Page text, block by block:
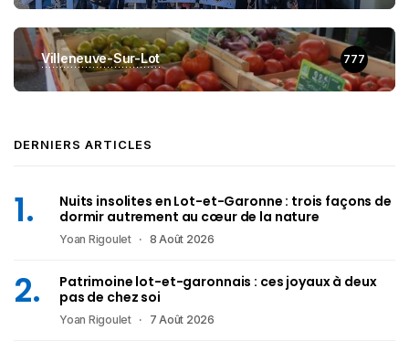
Villeneuve-Sur-Lot 777
DERNIERS ARTICLES
Nuits insolites en Lot-et-Garonne : trois façons de
dormir autrement au cœur de la nature
Yoan Rigoulet 8 Août 2026
Patrimoine lot-et-garonnais : ces joyaux à deux
pas de chez soi
Yoan Rigoulet 7 Août 2026